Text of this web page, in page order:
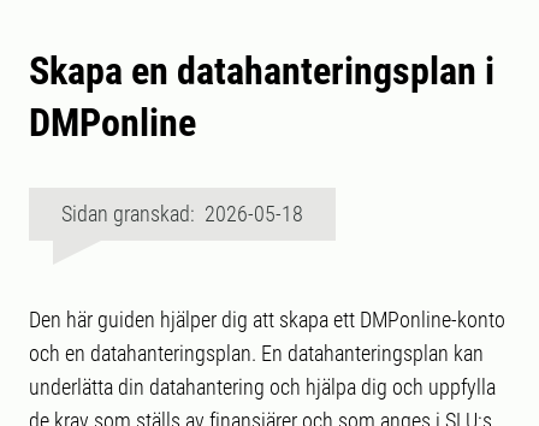
Skapa en datahanteringsplan i
DMPonline
Sidan granskad: 2026-05-18
Den här guiden hjälper dig att skapa ett DMPonline-konto
och en datahanteringsplan. En datahanteringsplan kan
underlätta din datahantering och hjälpa dig och uppfylla
de krav som ställs av finansiärer och som anges i SLU:s